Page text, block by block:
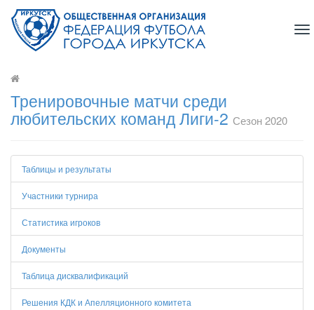
Тренировочные матчи среди
любительских команд Лиги-2 Сезон 2020
Таблицы и результаты
Участники турнира
Статистика игроков
Документы
Таблица дисквалификаций
Решения КДК и Апелляционного комитета